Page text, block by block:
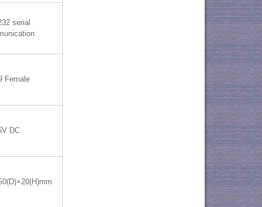
serial
Female
DC